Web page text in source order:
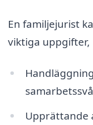
En familjejurist
viktiga uppgifter,
Upprättande